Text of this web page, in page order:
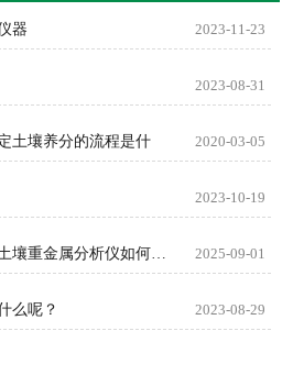
器 2023-11-23
2023-08-31
土壤养分的流程是什 2020-03-05
2023-10-19
2025-09-01
么呢？ 2023-08-29